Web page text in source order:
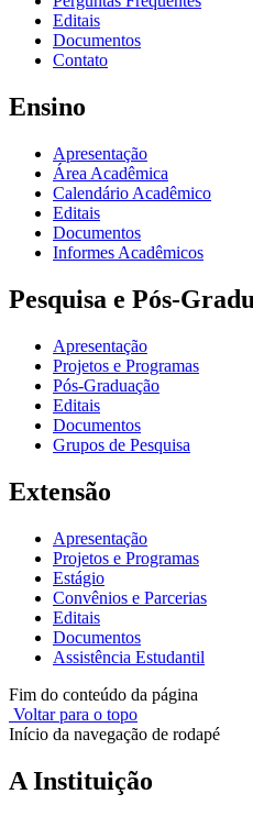
Editais
Documentos
Contato
Ensino
Apresentação
Área Acadêmica
Calendário Acadêmico
Editais
Documentos
Informes Acadêmicos
Pesquisa e Pós-
Apresentação
Projetos e Programas
Pós-Graduação
Editais
Documentos
Grupos de Pesquisa
Extensão
Apresentação
Projetos e Programas
Estágio
Convênios e Parcerias
Editais
Documentos
Assistência Estudantil
Fim do conteúdo da página
Voltar para o topo
Início da navegação de rodapé
A Instituição